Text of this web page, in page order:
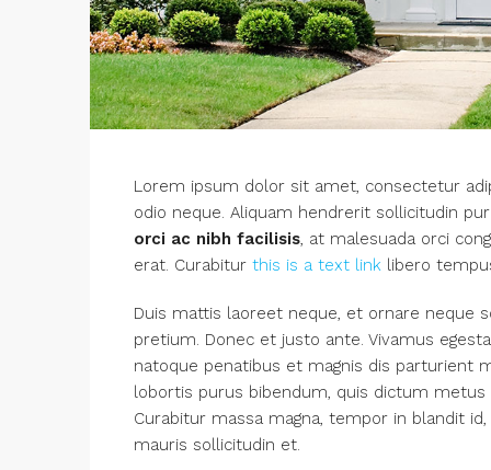
Lorem ipsum dolor sit amet, consectetur
odio neque. Aliquam hendrerit sollicitudin
orci ac nibh facilisis, at malesuada orci
erat. Curabitur this is a text link libero
Duis mattis laoreet neque, et ornare neque
pretium. Donec et justo ante. Vivamus
natoque penatibus et magnis dis parturient
lobortis purus bibendum, quis dictum
Curabitur massa magna, tempor in blandit
mauris sollicitudin et.